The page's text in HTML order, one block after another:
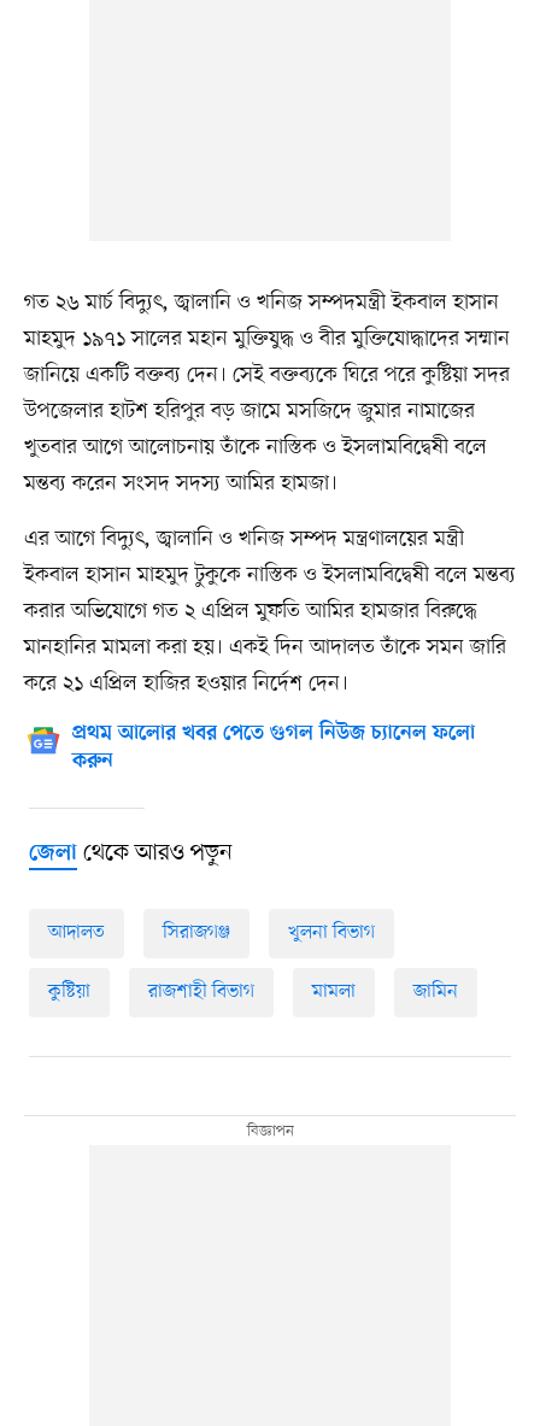
গত ২৬ মার্চ বিদ্যুৎ, জ্বালানি ও খনিজ সম্পদমন্ত্রী ইকবাল হাসান
মাহমুদ ১৯৭১ সালের মহান মুক্তিযুদ্ধ ও বীর মুক্তিযোদ্ধাদের সম্মান
জানিয়ে একটি বক্তব্য দেন। সেই বক্তব্যকে ঘিরে পরে কুষ্টিয়া সদর
উপজেলার হাটশ হরিপুর বড় জামে মসজিদে জুমার নামাজের
খুতবার আগে আলোচনায় তাঁকে নাস্তিক ও ইসলামবিদ্বেষী বলে
মন্তব্য করেন সংসদ সদস্য আমির হামজা।
এর আগে বিদ্যুৎ, জ্বালানি ও খনিজ সম্পদ মন্ত্রণালয়ের মন্ত্রী
ইকবাল হাসান মাহমুদ টুকুকে নাস্তিক ও ইসলামবিদ্বেষী বলে মন্তব্য
করার অভিযোগে গত ২ এপ্রিল মুফতি আমির হামজার বিরুদ্ধে
মানহানির মামলা করা হয়। একই দিন আদালত তাঁকে সমন জারি
করে ২১ এপ্রিল হাজির হওয়ার নির্দেশ দেন।
প্রথম আলোর খবর পেতে গুগল নিউজ চ্যানেল ফলো
করুন
জেলাথেকে আরও পড়ুন
আদালত সিরাজগঞ্জ খুলনা বিভাগ
কুষ্টিয়া রাজশাহী বিভাগ মামলা জামিন